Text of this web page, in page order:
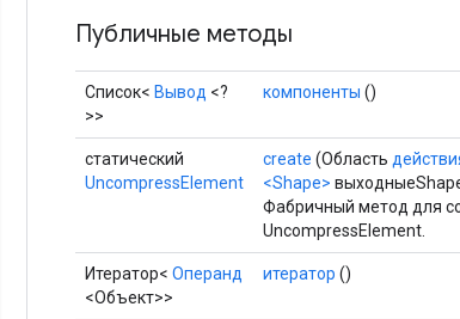
Публичные методы
Список< Вывод <?
>>
компоненты ()
статический
UncompressElement
create (Область
<Shape>
Фабричный метод для
UncompressElement.
Итератор< Операнд
<Объект>>
итератор ()